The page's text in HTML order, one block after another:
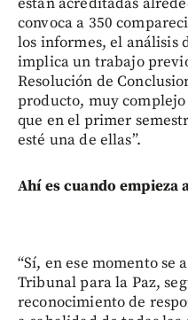
convoca a 350
los informes, el análisis
implica un trabajo
Resolución de
producto, muy
que en el primer
esté una de ellas”.
Ahí es cuando
“Sí, en ese momento se
Tribunal para la Paz,
reconocimiento de